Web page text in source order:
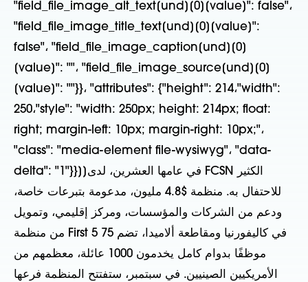
"field_file_image_alt_text[und][0][value]": false"،
"field_file_image_title_text[und][0][value]":
false"، "field_file_image_caption[und][0]
[value]": ""، "field_file_image_source[und][0]
[value]": ""}}، "attributes": {"height": 214،"width":
250،"style": "width: 250px; height: 214px; float:
right; margin-left: 10px; margin-right: 10px;"،
"class": "media-element file-wysiwyg"، "data-
delta": "1"}}]]في عامها العشرين، لدى FCSN الكثير
للاحتفال به. منظمة $4.8 مليون، مدعومة بتبرعات خاصة،
ودعم من الشركات والمؤسسات، ومركز إقليمي، وتمويل
من منظمة First 5 في كاليفورنيا ومقاطعة ألاميدا، تضم 75
موظفًا بدوام كامل يخدمون 1000 عائلة، معظمهم من
الأمريكيين الصينيين. في سبتمبر، ستفتتح المنظمة فرعها